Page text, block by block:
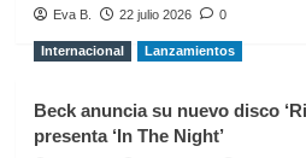
Eva B. 22 julio 2026 0
Internacional Lanzamientos
Beck anuncia su nuevo disco
presenta ‘In The Night’